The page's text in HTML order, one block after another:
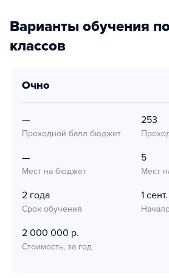
Варианты обучения
классов
очно
—
Проходной балл бюджет
253
—
Мест на бюджет
5
Мест
2 года
Срок обучения
1
2 000 000 р.
Стоимость, за год